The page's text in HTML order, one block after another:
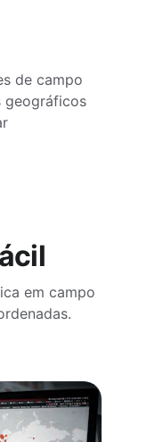
de campo
geográficos
em campo